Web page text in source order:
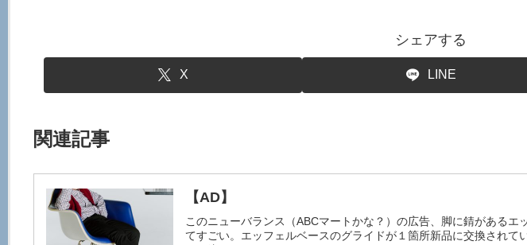
シェアする
X LINE
関連記事
【AD】
このニューバランス（ABCマートかな？）の広告、脚に錆がある
てすごい。エッフェルベースのグライドが１箇所新品に交換され